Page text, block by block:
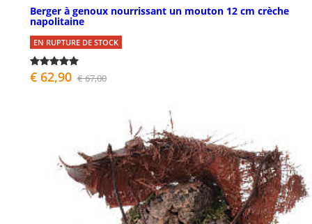
Berger à genoux nourrissant un mouton 12 cm crèche
napolitaine
EN RUPTURE DE STOCK
€ 62,90 € 67,00